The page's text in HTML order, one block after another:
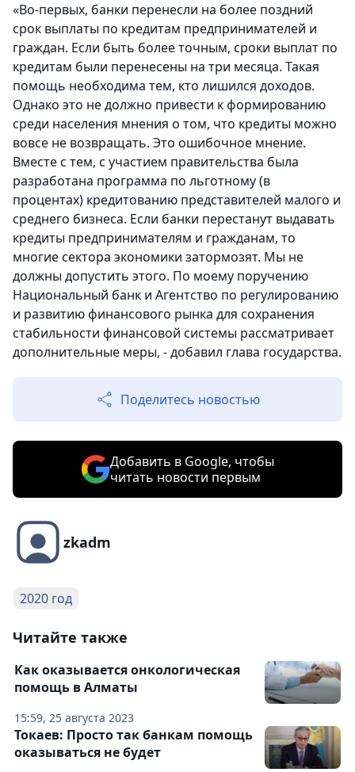
«Во-первых, банки перенесли на более поздний
срок выплаты по кредитам предпринимателей и
граждан. Если быть более точным, сроки выплат по
кредитам были перенесены на три месяца. Такая
помощь необходима тем, кто лишился доходов.
Однако это не должно привести к формированию
среди населения мнения о том, что кредиты можно
вовсе не возвращать. Это ошибочное мнение.
Вместе с тем, с участием правительства была
разработана программа по льготному (в
процентах) кредитованию представителей малого и
среднего бизнеса. Если банки перестанут выдавать
кредиты предпринимателям и гражданам, то
многие сектора экономики затормозят. Мы не
должны допустить этого. По моему поручению
Национальный банк и Агентство по регулированию
и развитию финансового рынка для сохранения
стабильности финансовой системы рассматривает
дополнительные меры, - добавил глава государства.
Поделитесь новостью
Добавить в Google, чтобы
читать новости первым
zkadm
2020 год
Читайте также
15:59, 25 августа 2023
Как оказывается онкологическая
помощь в Алматы
Токаев: Просто так банкам помощь
оказываться не будет